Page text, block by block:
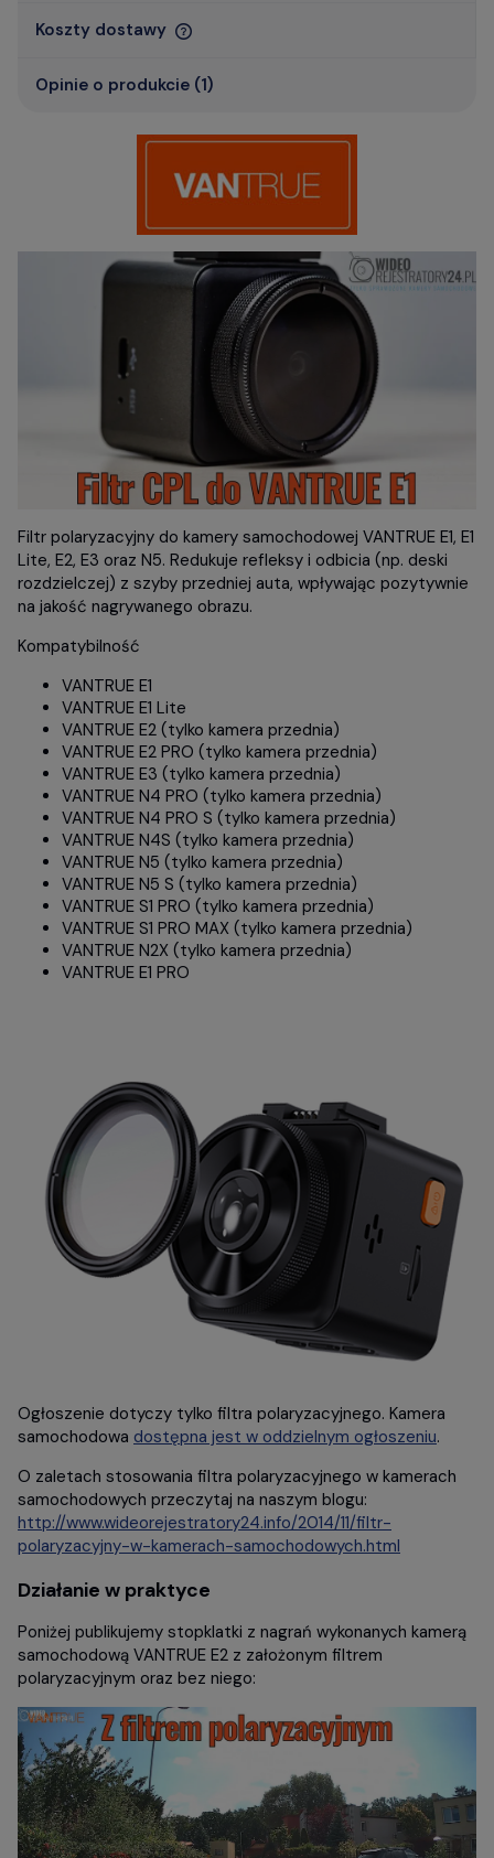
Koszty dostawy
Opinie o produkcie (1)
Filtr polaryzacyjny do kamery samochodowej VANTRUE E1, E1
Lite, E2, E3 oraz N5. Redukuje refleksy i odbicia (np. deski
rozdzielczej) z szyby przedniej auta, wpływając pozytywnie
na jakość nagrywanego obrazu.
Kompatybilność
VANTRUE E1
VANTRUE E1 Lite
VANTRUE E2 (tylko kamera przednia)
VANTRUE E2 PRO (tylko kamera przednia)
VANTRUE E3 (tylko kamera przednia)
VANTRUE N4 PRO (tylko kamera przednia)
VANTRUE N4 PRO S (tylko kamera przednia)
VANTRUE N4S (tylko kamera przednia)
VANTRUE N5 (tylko kamera przednia)
VANTRUE N5 S (tylko kamera przednia)
VANTRUE S1 PRO (tylko kamera przednia)
VANTRUE S1 PRO MAX (tylko kamera przednia)
VANTRUE N2X (tylko kamera przednia)
VANTRUE E1 PRO
Ogłoszenie dotyczy tylko filtra polaryzacyjnego. Kamera
samochodowa dostępna jest w oddzielnym ogłoszeniu.
O zaletach stosowania filtra polaryzacyjnego w kamerach
samochodowych przeczytaj na naszym blogu:
http://www.wideorejestratory24.info/2014/11/filtr-
polaryzacyjny-w-kamerach-samochodowych.html
Działanie w praktyce
Poniżej publikujemy stopklatki z nagrań wykonanych kamerą
samochodową VANTRUE E2 z założonym filtrem
polaryzacyjnym oraz bez niego: